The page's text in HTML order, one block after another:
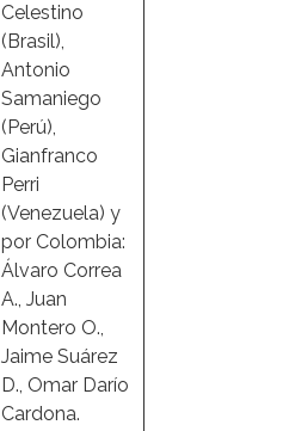
Celestino
(Brasil),
Antonio
Samaniego
(Perú),
Gianfranco
Perri
(Venezuela) y
por Colombia:
Álvaro Correa
A., Juan
Montero O.,
Jaime Suárez
D., Omar Darío
Cardona.